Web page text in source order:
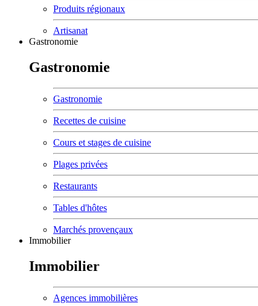
Produits régionaux
Artisanat
Gastronomie
Gastronomie
Gastronomie
Recettes de cuisine
Cours et stages de cuisine
Plages privées
Restaurants
Tables d'hôtes
Marchés provençaux
Immobilier
Immobilier
Agences immobilières